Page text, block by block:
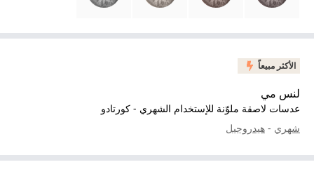
الأكثر مبيعاً
لنس مي
عدسات لاصقة ملوّنة للإستخدام الشهري - كورتادو
شهري - هيدروجيل